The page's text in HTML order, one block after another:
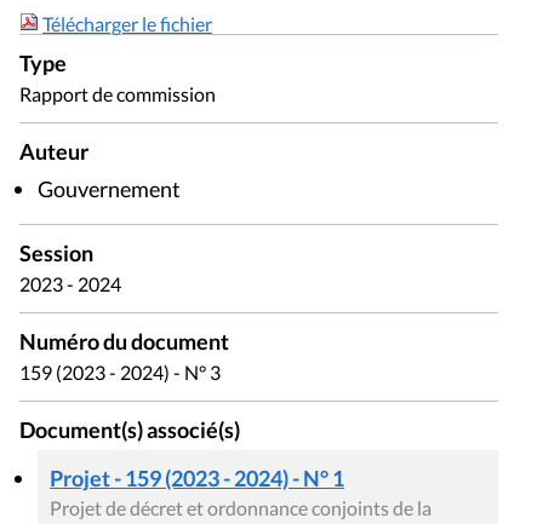
Télécharger le fichier
Type
Rapport de commission
Auteur
Gouvernement
Session
2023 - 2024
Numéro du document
159 (2023 - 2024) - N° 3
Document(s) associé(s)
Projet - 159 (2023 - 2024) - N° 1
Projet de décret et ordonnance conjoints de la